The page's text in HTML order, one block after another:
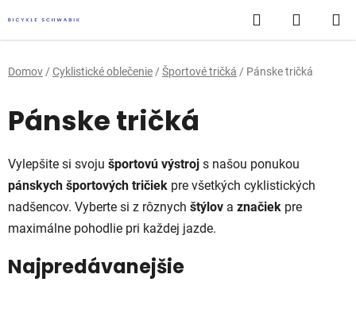
na
obsah
Hľadať
KOŠÍK
Domov / Cyklistické oblečenie / Športové tričká / Pánske tričká
Pánske tričká
Vylepšite si svoju športovú výstroj s našou ponukou
pánskych športových tričiek pre všetkých cyklistických
nadšencov. Vyberte si z rôznych štýlov a značiek pre
maximálne pohodlie pri každej jazde.
Najpredávanejšie